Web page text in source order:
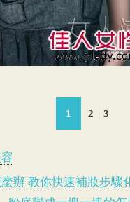
1 2 3
辦 教你快速補妝步驟